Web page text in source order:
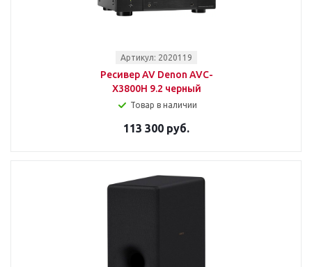
Артикул: 2020119
Ресивер AV Denon AVC-
X3800H 9.2 черный
Товар в наличии
113 300 руб.